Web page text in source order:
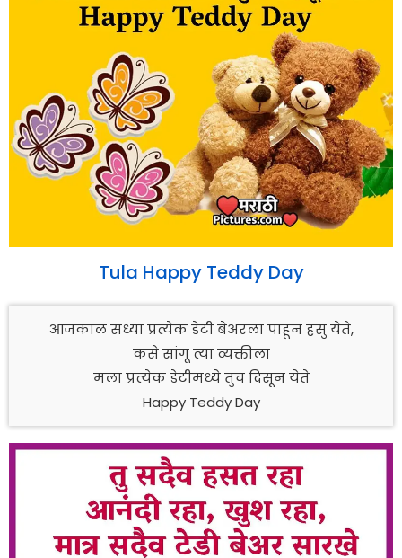
Tula Happy Teddy Day
आजकाल सध्या प्रत्येक डेटी बेअरला पाहून हसु येते,
कसे सांगू त्या व्यक्तीला
मला प्रत्येक डेटीमध्ये तुच दिसून येते
Happy Teddy Day